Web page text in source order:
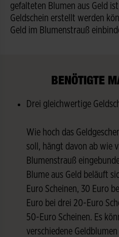
gefalteten Blumen aus Geld
Geldschein erstellt werden
Geld im Blumenstrauß
BENÖTIGTE
Drei gleichwertige
Wie hoch das
soll, hängt davon ab wie
Blumenstrauß
Blume aus Geld beläuft
Euro Scheinen, 30 Euro
Euro bei drei 20-Euro
50-Euro Scheinen. Es
verschiedene